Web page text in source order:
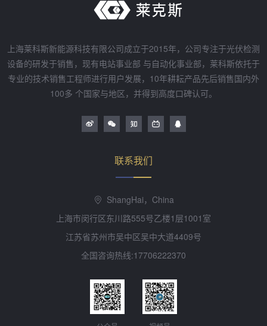
上海莱科斯新能源科技有限公司成立于2015年，公司专注于光伏检测
设备的研发于销售，现有电站事业部 与自动化事业部，莱科斯依托于
专业的技术销售工程师进行用户发展，10年耕耘产品先后销售国内外
100多 个国家与地区，并得到高度口碑认可。
联系我们
ShangHai，China
上海市闵行区东川路555号乙楼1层1001室
江苏省苏州市吴中区吴中大道4409号
全国咨询热线:17706222370